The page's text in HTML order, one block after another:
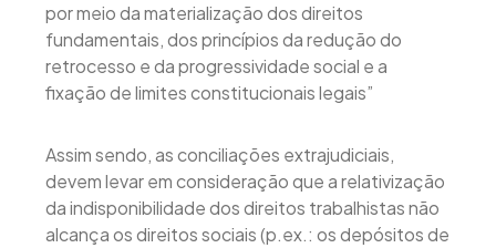
por meio da materialização dos direitos
fundamentais, dos princípios da redução do
retrocesso e da progressividade social e a
fixação de limites constitucionais legais”
Assim sendo, as conciliações extrajudiciais,
devem levar em consideração que a relativização
da indisponibilidade dos direitos trabalhistas não
alcança os direitos sociais (p.ex.: os depósitos de